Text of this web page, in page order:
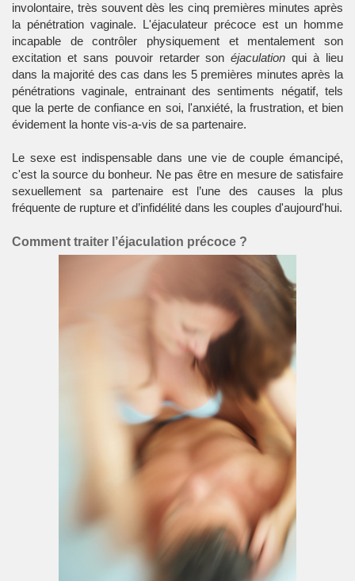
involontaire, très souvent dès les cinq premières minutes après
la pénétration vaginale. L'éjaculateur précoce est un homme
incapable de contrôler physiquement et mentalement son
excitation et sans pouvoir retarder sonéjaculation qui à lieu
dans la majorité des cas dans les 5 premières minutes après la
pénétrations vaginale, entrainant des sentiments négatif, tels
que la perte de confiance en soi, l'anxiété, la frustration, et bien
évidement la honte vis-a-vis de sa partenaire.
Le sexe est indispensable dans une vie de couple émancipé,
c'est la source du bonheur. Ne pas être en mesure de satisfaire
sexuellement sa partenaire est l’une des causes la plus
fréquente de rupture et d’infidélité dans les couples d'aujourd'hui.
Comment traiter l’éjaculation précoce ?